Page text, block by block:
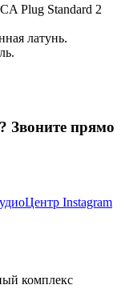
Plug Standard 2
латунь.
Звоните прямо
комплекс